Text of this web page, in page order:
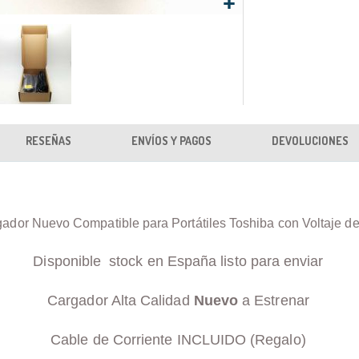
Nuevo Compatible para Portátiles Toshiba con Voltaje de
Disponible stock en España listo para enviar
Cargador Alta Calidad Nuevo a Estrenar
Cable de Corriente INCLUIDO (Regalo)
RESEÑAS ENVÍOS Y PAGOS DEVOLUCIONES